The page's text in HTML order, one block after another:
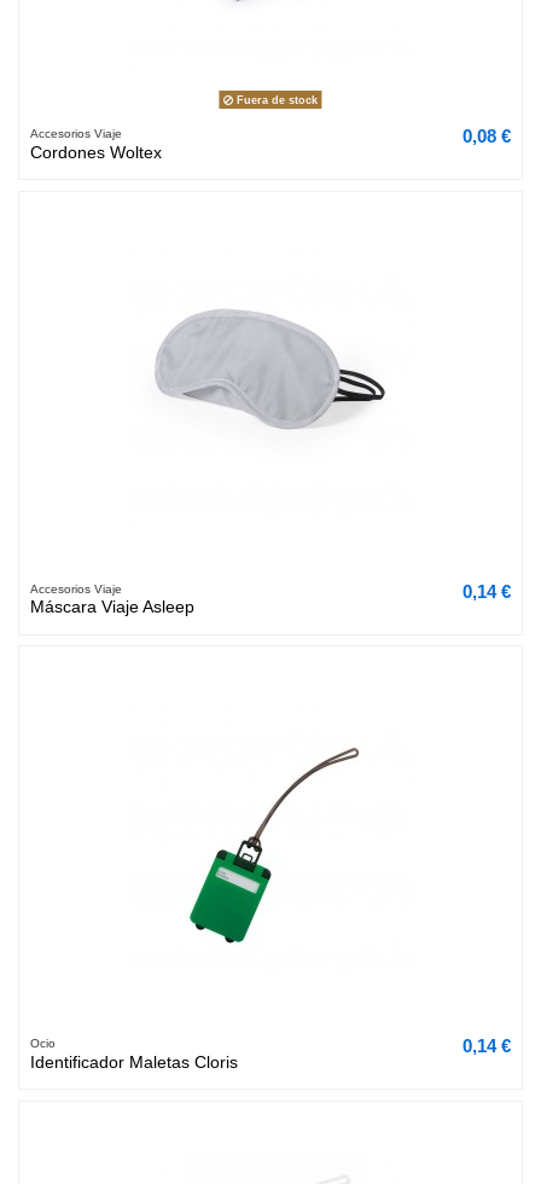
Fuera de stock
Accesorios Viaje
Cordones Woltex
0,08 €
Accesorios Viaje
Máscara Viaje Asleep
0,14 €
Ocio
Identificador Maletas Cloris
0,14 €